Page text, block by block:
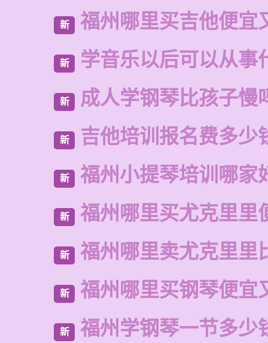
新 福州哪里买吉他便宜
新 学音乐以后可以从事
新 成人学钢琴比孩子慢
新 吉他培训报名费多少
新 福州小提琴培训哪家
新 福州哪里买尤克里里
新 福州哪里卖尤克里里
新 福州哪里买钢琴便宜
新 福州学钢琴一节多少